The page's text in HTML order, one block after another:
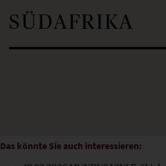
SÜDAFRIKA
Das könnte Sie auch interessieren: